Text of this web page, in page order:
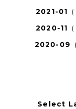
2021-01（
2020-11（
2020-09（
Select